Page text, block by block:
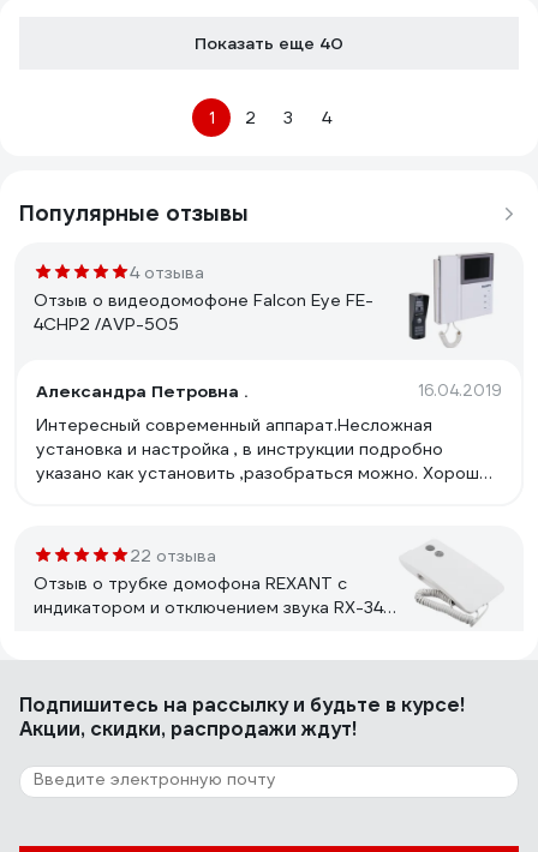
Показать еще 40
1 2 3 4
Популярные отзывы
4 отзыва
Отзыв о видеодомофоне Falcon Eye FE-
4CHP2 /AVP-505
Александра Петровна . 16.04.2019
Интересный современный аппарат.Несложная
установка и настройка , в инструкции подробно
указано как установить ,разобраться можно. Хорошее
-слышен на весь подъезд и звонок и разговор .
22 отзыва
Отзыв о трубке домофона REXANT с
индикатором и отключением звука RX-346
Все работает.
1 отзыв
Умный дом 76106/00 черный a069488
Подпишитесь на рассылкуи будьте в курсе!
Акции, скидки, распродажи ждут!